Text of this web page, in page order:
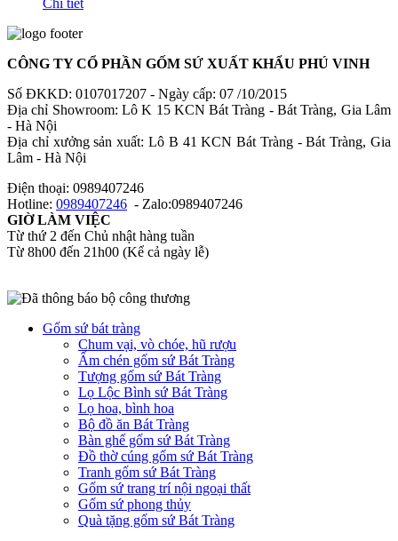
CÔNG TY CỔ PHẦN GỐM SỨ XUẤT KHẨU PHÚ VINH
Số ĐKKD: 0107017207 - Ngày cấp: 07 /10/2015
Địa chỉ Showroom: Lô K 15 KCN Bát Tràng - Bát Tràng, Gia Lâm
- Hà Nội
Địa chỉ xưởng sản xuất: Lô B 41 KCN Bát Tràng - Bát Tràng, Gia
Lâm - Hà Nội
Điện thoại: 0989407246
Hotline: 0989407246 - Zalo:0989407246
GIỜ LÀM VIỆC
Từ thứ 2 đến Chủ nhật hàng tuần
Từ 8h00 đến 21h00 (Kể cả ngày lễ)​
Gốm sứ bát tràng
Chum vại, vò chóe, hũ rượu
Ấm chén gốm sứ Bát Tràng
Tượng gốm sứ Bát Tràng
Lọ Lộc Bình sứ Bát Tràng
Lọ hoa, bình hoa
Bộ đồ ăn Bát Tràng
Bàn ghế gốm sứ Bát Tràng
Đồ thờ cúng gốm sứ Bát Tràng
Tranh gốm sứ Bát Tràng
Gốm sứ trang trí nội ngoại thất
Gốm sứ phong thủy
Quà tặng gốm sứ Bát Tràng